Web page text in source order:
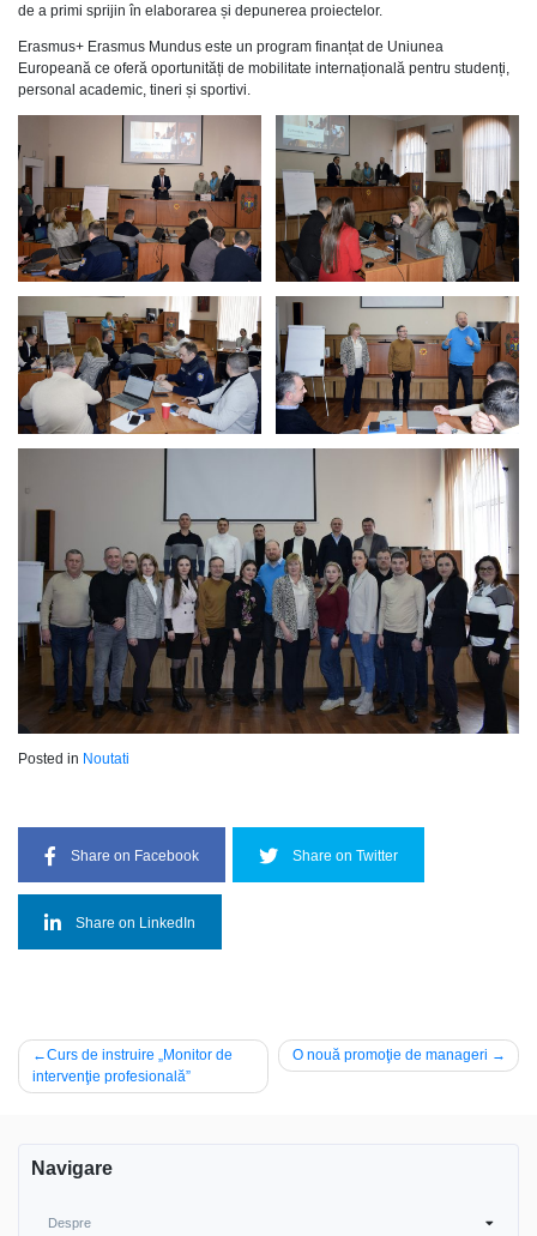
de a primi sprijin în elaborarea și depunerea proiectelor.
Erasmus+ Erasmus Mundus este un program finanțat de Uniunea
Europeană ce oferă oportunități de mobilitate internațională pentru studenți,
personal academic, tineri și sportivi.
Posted in Noutati
Share on Facebook Share on Twitter
Share on LinkedIn
Navigare
în
Curs de instruire „Monitor de
intervenţie profesională”
O nouă promoţie de manageri
Navigare
Despre